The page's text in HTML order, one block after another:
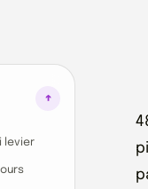
levier